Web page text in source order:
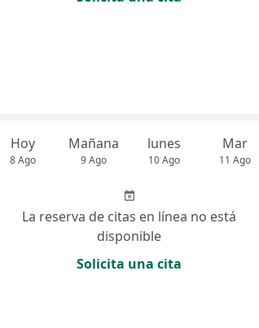
Hoy
8 Ago
Mañana
9 Ago
lunes
10 Ago
Mar
11 Ago
La reserva de citas en línea no está
disponible
Solicita una cita